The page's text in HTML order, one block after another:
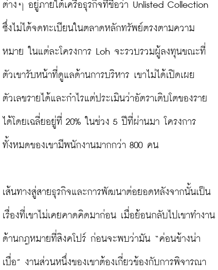
ต่างๆ อยู่ภายใต้เครือธุรกิจที่ชื่อว่า Unlisted Collection
ซึ่งไม่ได้จดทะเบียนในตลาดหลักทรัพย์ตรงตามความ
หมาย ในแต่ละโครงการ Loh จะรวบรวมผู้ลงทุนขณะที่
ตัวเขารับหน้าที่ดูแลด้านการบริหาร เขาไม่ได้เปิดเผย
ตัวเลขรายได้และกำไรแต่ประเมินว่าอัตราเติบโตของราย
ได้โดยเฉลี่ยอยู่ที่ 20% ในช่วง 5 ปีที่ผ่านมา โครงการ
ทั้งหมดของเขามีพนักงานมากกว่า 800 คน
เส้นทางสู่สายธุรกิจและการพัฒนาต่อยอดหลังจากนั้นเป็น
เรื่องที่เขาไม่เคยคาดคิดมาก่อน เมื่อย้อนกลับไปเขาทำงาน
ด้านกฎหมายที่สิงคโปร์ ก่อนจะพบว่ามัน “ค่อนข้างน่า
เบื่อ” งานส่วนหนึ่งของเขาต้องเกี่ยวข้องกับการพิจารณา